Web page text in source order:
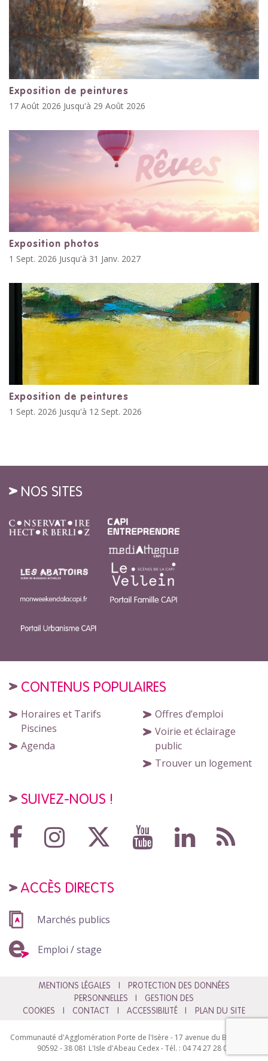
Exposition de peintures
17 Août 2026 Jusqu'à 29 Août 2026
Exposition photos
1 Sept. 2026 Jusqu'à 31 Janv. 2027
Exposition de peintures
1 Sept. 2026 Jusqu'à 12 Sept. 2026
NOS SITES
CONTENUS POPULAIRES
Horaires et Tarifs
Piscines
Agenda
Offres d’emploi
Voirie et éclairage
public
Trouver un logement
SUIVEZ-NOUS !
ACCÈS DIRECTS
Marchés publics
Emploi / stage
MENTIONS LÉGALES
PROTECTION DES DONNÉES
PERSONNELLES
GESTION DES
COOKIES
CONTACT ACCESSIBILITÉ PLAN DU SITE
Communauté d'Agglomération Porte de l'Isère - 17 avenue du Bourg - BP
90592 - 38 081 L'Isle d'Abeau Cedex - Tél. : 04 74 27 28 00